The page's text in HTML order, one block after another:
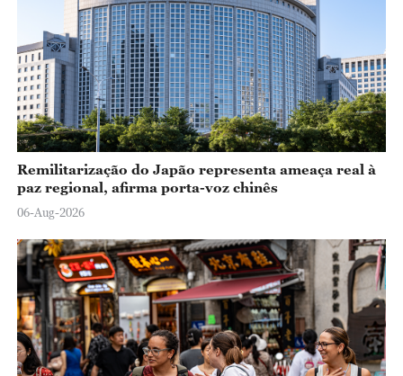
Remilitarização do Japão representa ameaça real à
paz regional, afirma porta-voz chinês
06-Aug-2026